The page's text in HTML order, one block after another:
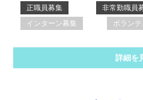
正職員募集 非常勤職員
インターン募集
ボラン
詳細を